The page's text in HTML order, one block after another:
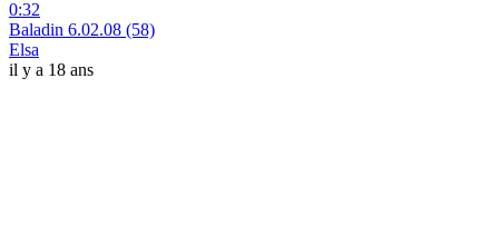
0:32
Baladin 6.02.08 (58)
Elsa
il y a 18 ans